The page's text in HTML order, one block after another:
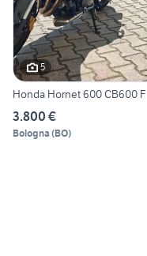
5
Honda Hornet 600 CB600 F
3.800 €
Bologna (BO)